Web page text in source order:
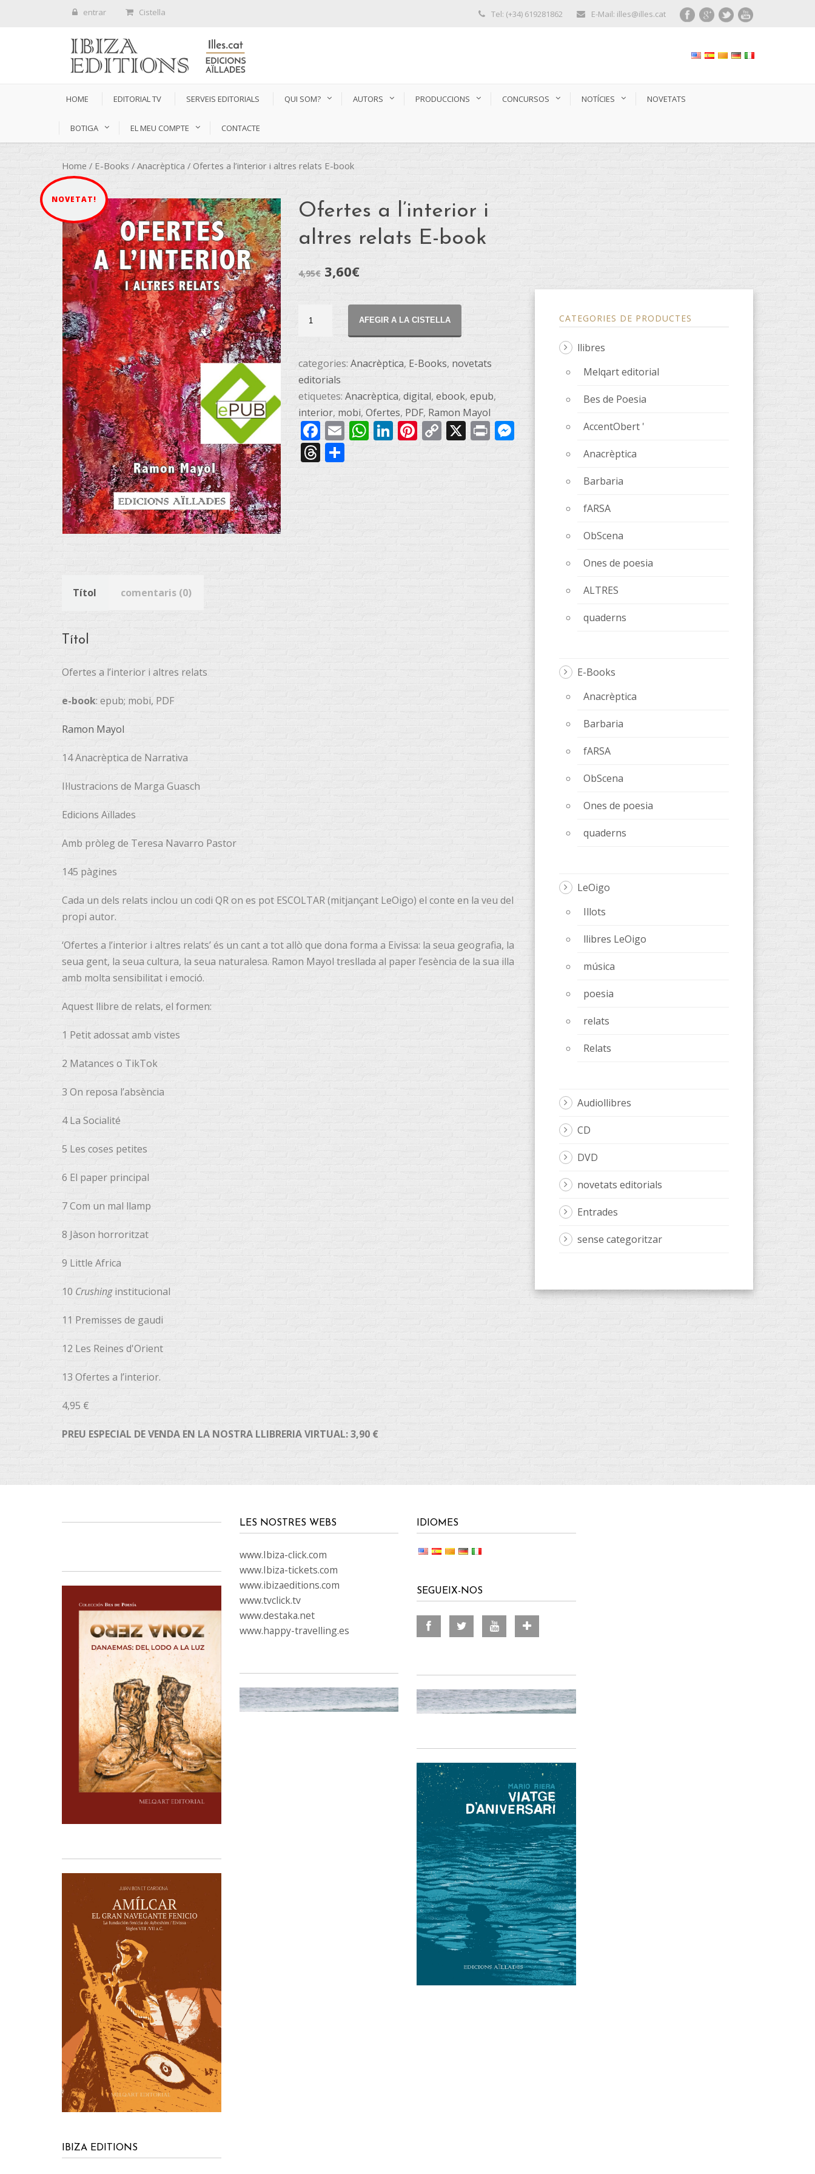
entrar Cistella Tel: (+34) 619281862 E-Mail: illes@illes.cat
HOME EDITORIAL TV SERVEIS EDITORIALS QUI SOM? AUTORS PRODUCCIONS CONCURSOS NOTÍCIES NOVETATS
BOTIGA EL MEU COMPTE CONTACTE
Home / E-Books / Anacrèptica / Ofertes a l’interior i altres relats E-book
NOVETAT!
Ofertes a l’interior i
altres relats E-book
4,95€ 3,60€
i
altres
relats
E-
book
quantitat
AFEGIR A LA CISTELLA
categories: Anacrèptica, E-Books, novetats
editorials
etiquetes: Anacrèptica, digital, ebook, epub,
interior, mobi, Ofertes, PDF, Ramon Mayol
Facebook
EmailWhatsApp
LinkedIn
Pinterest
Copy
X Print Messenger
Threads
Títol comentaris (0)
Títol
Ofertes a l’interior i altres relats
e-book: epub; mobi, PDF
Ramon Mayol
14 Anacrèptica de Narrativa
Il·lustracions de Marga Guasch
Edicions Aïllades
Amb pròleg de Teresa Navarro Pastor
145 pàgines
Cada un dels relats inclou un codi QR on es pot ESCOLTAR (mitjançant LeOigo) el conte en la veu del
propi autor.
‘Ofertes a l’interior i altres relats’ és un cant a tot allò que dona forma a Eivissa: la seua geografia, la
seua gent, la seua cultura, la seua naturalesa. Ramon Mayol tresllada al paper l’esència de la sua illa
amb molta sensibilitat i emoció.
Aquest llibre de relats, el formen:
1 Petit adossat amb vistes
2 Matances o TikTok
3 On reposa l’absència
4 La Socialité
5 Les coses petites
6 El paper principal
7 Com un mal llamp
8 Jàson horroritzat
9 Little Africa
10 Crushinginstitucional
11 Premisses de gaudi
12 Les Reines d'Orient
13 Ofertes a l’interior.
4,95 €
PREU ESPECIAL DE VENDA EN LA NOSTRA LLIBRERIA VIRTUAL: 3,90 €
CATEGORIES DE PRODUCTES
llibres
Melqart editorial
Bes de Poesia
AccentObert '
Anacrèptica
Barbaria
fARSA
ObScena
Ones de poesia
ALTRES
quaderns
E-Books
Anacrèptica
Barbaria
fARSA
ObScena
Ones de poesia
quaderns
LeOigo
Illots
llibres LeOigo
música
poesia
relats
Relats
Audiollibres
CD
DVD
novetats editorials
Entrades
sense categoritzar
IBIZA EDITIONS
LES NOSTRES WEBS
www.Ibiza-click.com
www.Ibiza-tickets.com
www.ibizaeditions.com
www.tvclick.tv
www.destaka.net
www.happy-travelling.es
IDIOMES
SEGUEIX-NOS